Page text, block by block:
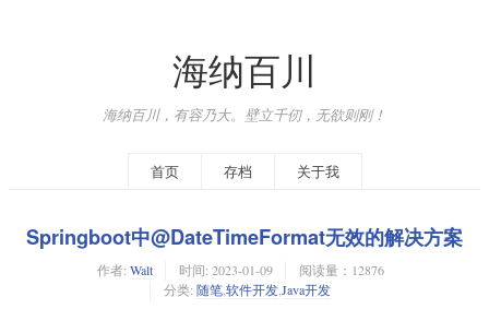
海纳百川
海纳百川，有容乃大。壁立千仞，无欲则刚！
首页 存档 关于我
Springboot中@DateTimeFormat无效的解决方案
作者: Walt 时间: 2023-01-09
阅读量：12876
分类: 随笔软件开发Java开发